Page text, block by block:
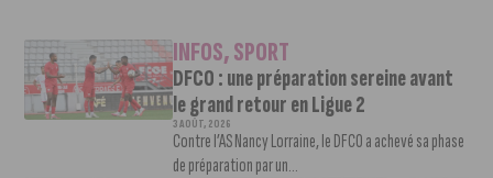
INFOS,SPORT
DFCO : une préparation sereine avant
le grand retour en Ligue 2
3 AOÛT, 2026
Contre l’AS Nancy Lorraine, le DFCO a achevé sa phase
de préparation par un...